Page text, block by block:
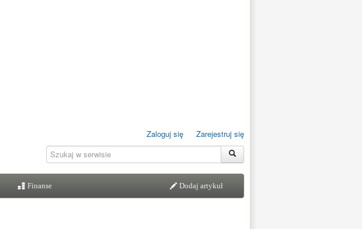
Zaloguj się Zarejestruj się
Finanse Dodaj artykuł